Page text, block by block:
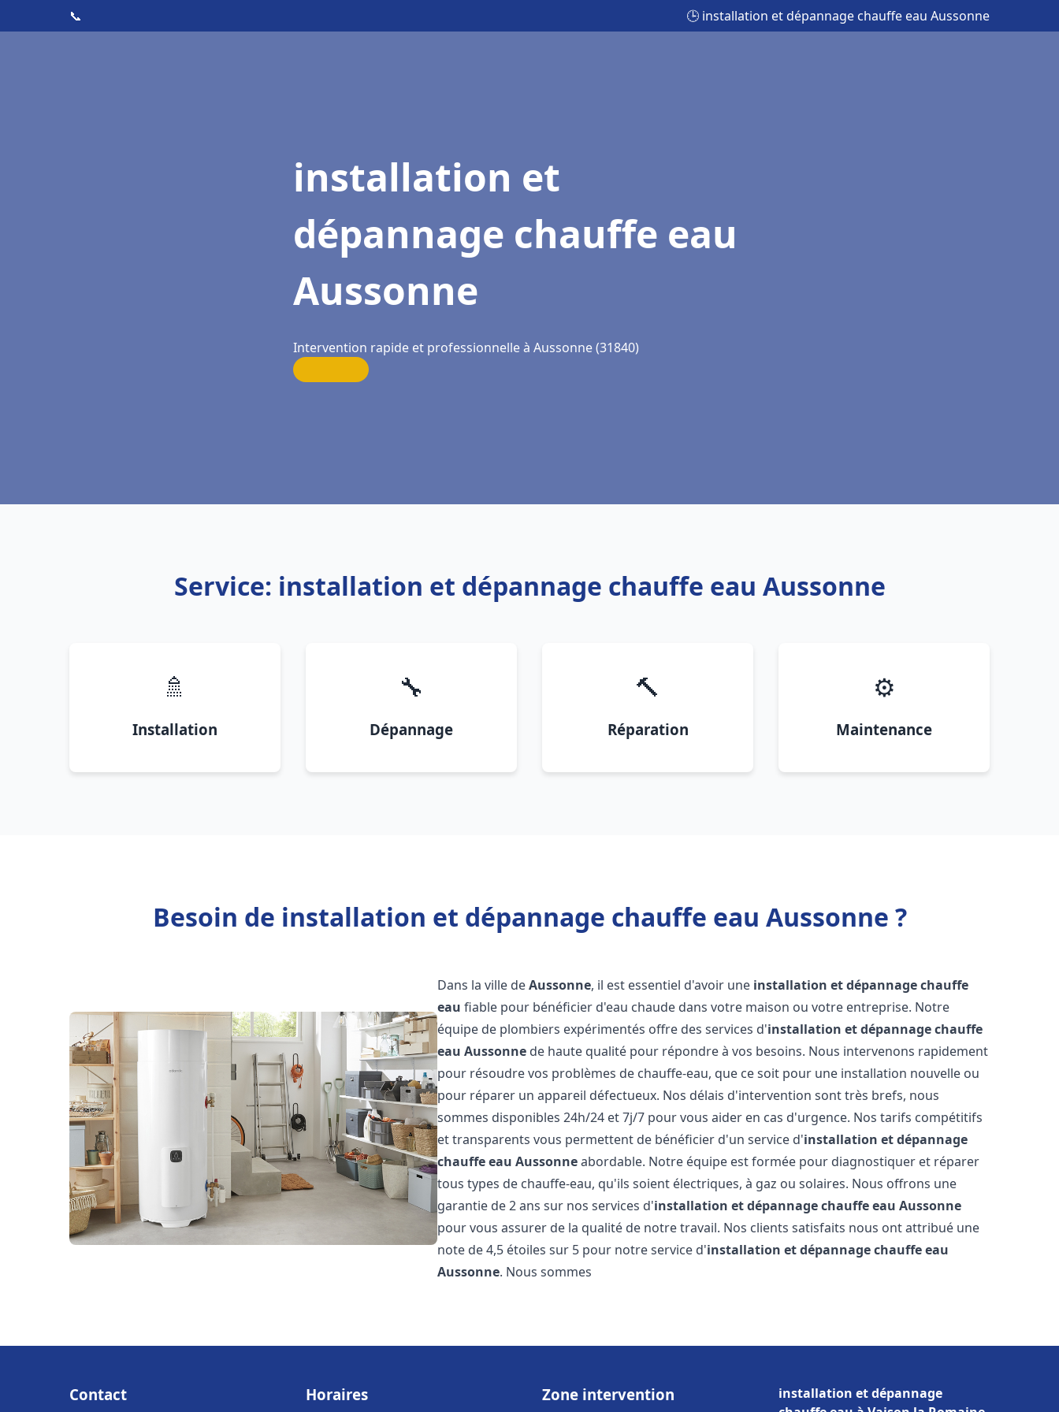
📞 🕒 installation et dépannage chauffe eau Aussonne
installation et
dépannage chauffe eau
Aussonne
Intervention rapide et professionnelle à Aussonne (31840)
Service: installation et dépannage chauffe eau Aussonne
🚿
Installation
🔧
Dépannage
🔨
Réparation
⚙️
Maintenance
Besoin de installation et dépannage chauffe eau Aussonne ?
Dans la ville deAussonne, il est essentiel d'avoir une installation et dépannage chauffe
eau fiable pour bénéficier d'eau chaude dans votre maison ou votre entreprise. Notre
équipe de plombiers expérimentés offre des services d'installation et dépannage chauffe
eau Aussonne de haute qualité pour répondre à vos besoins. Nous intervenons rapidement
pour résoudre vos problèmes de chauffe-eau, que ce soit pour une installation nouvelle ou
pour réparer un appareil défectueux. Nos délais d'intervention sont très brefs, nous
sommes disponibles 24h/24 et 7j/7 pour vous aider en cas d'urgence. Nos tarifs compétitifs
et transparents vous permettent de bénéficier d'un service d'installation et dépannage
chauffe eau Aussonneabordable. Notre équipe est formée pour diagnostiquer et réparer
tous types de chauffe-eau, qu'ils soient électriques, à gaz ou solaires. Nous offrons une
garantie de 2 ans sur nos services d'installation et dépannage chauffe eau Aussonne
pour vous assurer de la qualité de notre travail. Nos clients satisfaits nous ont attribué une
note de 4,5 étoiles sur 5 pour notre service d'installation et dépannage chauffe eau
Aussonne. Nous sommes
Contact Horaires Zone intervention
installation et dépannage